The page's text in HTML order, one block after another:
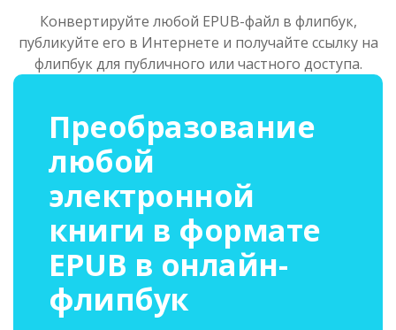
Конвертируйте любой EPUB-файл в флипбук,
публикуйте его в Интернете и получайте ссылку на
флипбук для публичного или частного доступа.
Преобразование
любой
электронной
книги в формате
EPUB в онлайн-
флипбук